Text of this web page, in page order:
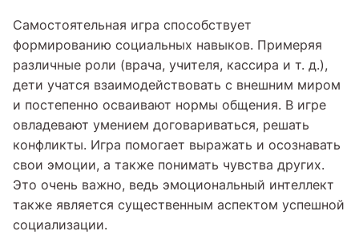
Самостоятельная игра способствует
формированию социальных навыков. Примеряя
различные роли (врача, учителя, кассира и т. д.),
дети учатся взаимодействовать с внешним миром
и постепенно осваивают нормы общения. В игре
овладевают умением договариваться, решать
конфликты. Игра помогает выражать и осознавать
свои эмоции, а также понимать чувства других.
Это очень важно, ведь эмоциональный интеллект
также является существенным аспектом успешной
социализации.